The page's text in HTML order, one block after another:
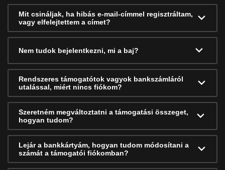
Mit csináljak, ha hibás e-mail-címmel regisztráltam,
vagy elfelejtettem a címet?
Nem tudok bejelentkezni, mi a baj?
Rendszeres támogatótok vagyok bankszámláról
utalással, miért nincs fiókom?
Szeretném megváltoztatni a támogatási összeget,
hogyan tudom?
Lejár a bankkártyám, hogyan tudom módosítani a
számát a támogatói fiókomban?